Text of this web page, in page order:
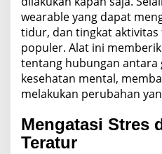
wearable yang dapat
tidur, dan tingkat aktivitas
populer. Alat ini
tentang hubungan antara
kesehatan mental,
melakukan perubahan
Mengatasi Stres
Teratur